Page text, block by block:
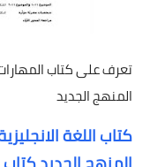
تعرف على كتاب المهارات
المنهج الجديد
كتاب اللغة